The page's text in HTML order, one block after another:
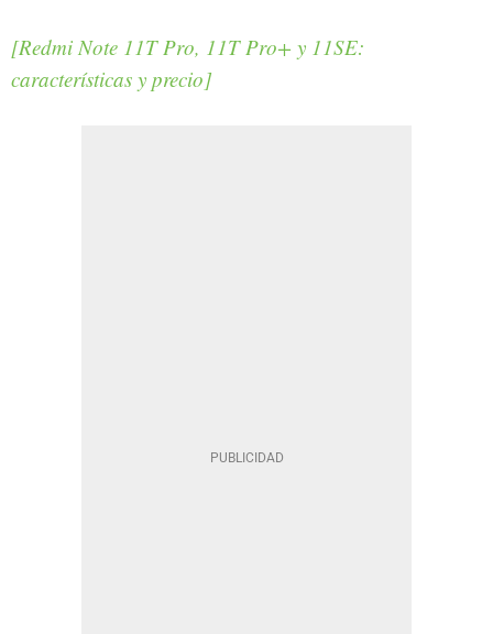
[Redmi Note 11T Pro, 11T Pro+ y 11SE:
características y precio]